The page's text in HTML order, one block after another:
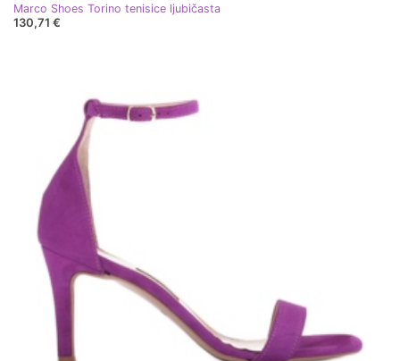
Marco Shoes Torino tenisice ljubičasta
130,71 €